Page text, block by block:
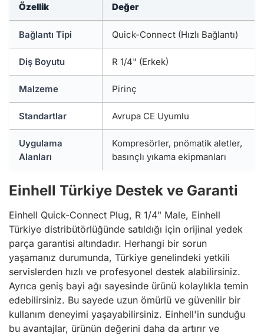
Özellik Değer
Bağlantı Tipi Quick-Connect (Hızlı Bağlantı)
Diş Boyutu R 1/4" (Erkek)
Malzeme Pirinç
Standartlar Avrupa CE Uyumlu
Uygulama
Alanları
Kompresörler, pnömatik aletler,
basınçlı yıkama ekipmanları
Einhell Türkiye Destek ve Garanti
Einhell Quick-Connect Plug, R 1/4" Male, Einhell
Türkiye distribütörlüğünde satıldığı için orijinal yedek
parça garantisi altındadır. Herhangi bir sorun
yaşamanız durumunda, Türkiye genelindeki yetkili
servislerden hızlı ve profesyonel destek alabilirsiniz.
Ayrıca geniş bayi ağı sayesinde ürünü kolaylıkla temin
edebilirsiniz. Bu sayede uzun ömürlü ve güvenilir bir
kullanım deneyimi yaşayabilirsiniz. Einhell'in sunduğu
bu avantajlar, ürünün değerini daha da artırır ve